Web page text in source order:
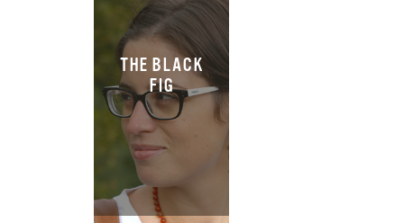
THE BLACK
FIG